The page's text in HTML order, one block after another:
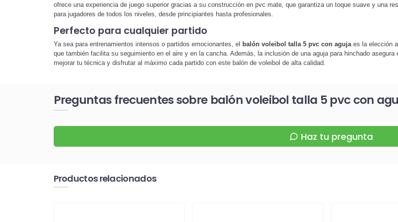
ofrece una experiencia de juego superior gracias a su construcción en pvc mate, que garantiza un toque suave y una
para jugadores de todos los niveles, desde principiantes hasta profesionales.
Perfecto para cualquier partido
Ya sea para entrenamientos intensos o partidos emocionantes, el balón voleibol talla 5 pvc con agujaes la elección
que también facilita su seguimiento en el aire y en la cancha. Además, la inclusión de una aguja para hinchado
mejorar tu técnica y disfrutar al máximo cada partido con este balón de voleibol de alta calidad.
Preguntas frecuentes sobre balón voleibol talla 5 pvc con
Haz tu pregunta
Productos relacionados